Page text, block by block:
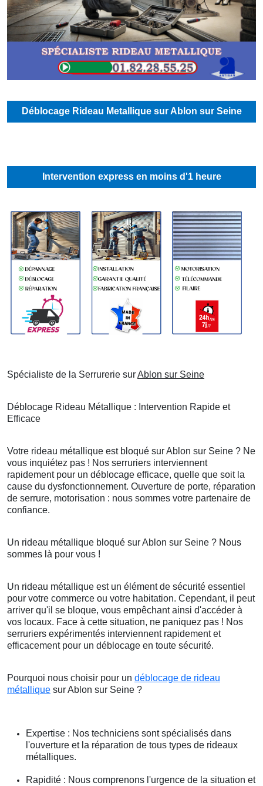
Déblocage Rideau Metallique sur Ablon sur Seine
Intervention express en moins d'1 heure
Spécialiste de la Serrurerie surAblon sur Seine
Déblocage Rideau Métallique : Intervention Rapide et
Efficace
Votre rideau métallique est bloqué sur Ablon sur Seine ? Ne
vous inquiétez pas ! Nos serruriers interviennent
rapidement pour un déblocage efficace, quelle que soit la
cause du dysfonctionnement. Ouverture de porte, réparation
de serrure, motorisation : nous sommes votre partenaire de
confiance.
Un rideau métallique bloqué sur Ablon sur Seine ? Nous
sommes là pour vous !
Un rideau métallique est un élément de sécurité essentiel
pour votre commerce ou votre habitation. Cependant, il peut
arriver qu'il se bloque, vous empêchant ainsi d'accéder à
vos locaux. Face à cette situation, ne paniquez pas ! Nos
serruriers expérimentés interviennent rapidement et
efficacement pour un déblocage en toute sécurité.
Pourquoi nous choisir pour un déblocage de rideau
métallique sur Ablon sur Seine ?
Expertise : Nos techniciens sont spécialisés dans
l'ouverture et la réparation de tous types de rideaux
métalliques.
Rapidité : Nous comprenons l'urgence de la situation et